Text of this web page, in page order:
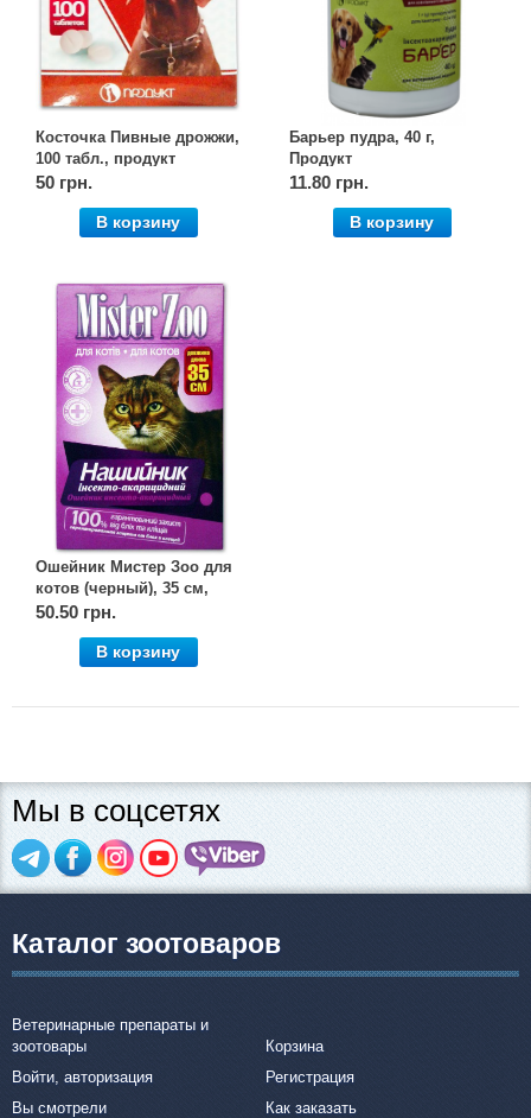
Косточка Пивные дрожжи,
100 табл., продукт
50 грн.
В корзину
Барьер пудра, 40 г,
Продукт
11.80 грн.
В корзину
Ошейник Мистер Зоо для
котов (черный), 35 см,
OLKAR. (Олкар)
50.50 грн.
В корзину
Мы в соцсетях
Каталог зоотоваров
Ветеринарные препараты и
зоотовары
Корзина
Войти, авторизация
Регистрация
Вы смотрели
Как заказать